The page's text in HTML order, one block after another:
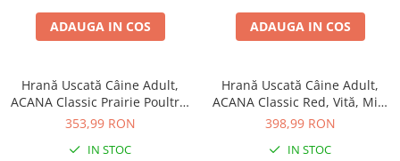
ADAUGA IN COS ADAUGA IN COS
Hrană Uscată Câine Adult,
ACANA Classic Prairie Poultry,
Pui și Curcan, 14,5kg
353,99 RON
IN STOC
Hrană Uscată Câine Adult,
ACANA Classic Red, Vită, Miel
și Porc, 14,5kg
398,99 RON
IN STOC